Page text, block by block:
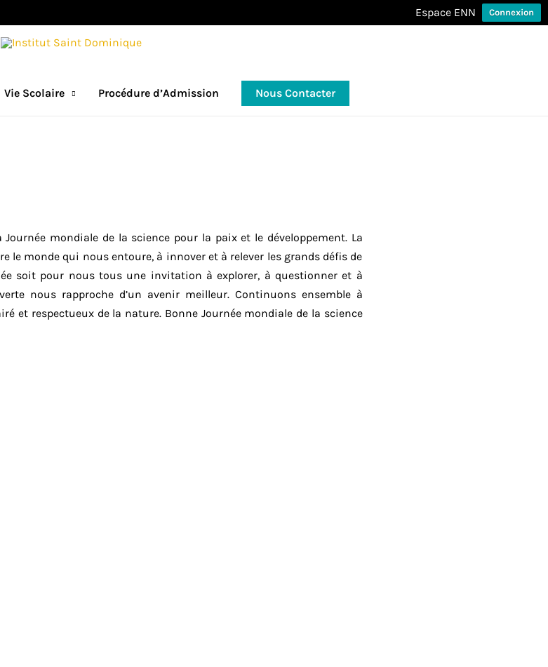
Espace ENN Connexion
Vie Scolaire Procédure d’Admission Nous Contacter
Journée mondiale de la science pour la paix et le développement. La
le monde qui nous entoure, à innover et à relever les grands défis de
soit pour nous tous une invitation à explorer, à questionner et à
nous rapproche d’un avenir meilleur. Continuons ensemble à
et respectueux de la nature. Bonne Journée mondiale de la science